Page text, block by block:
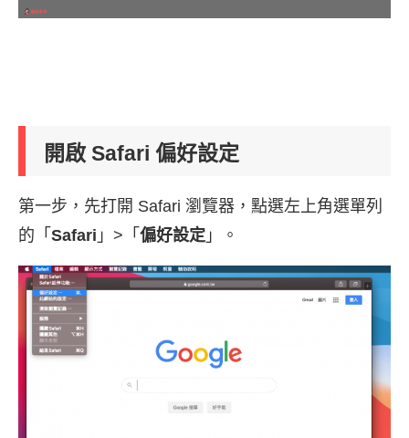
開啟 Safari 偏好設定
第一步，先打開 Safari 瀏覽器，點選左上角選單列
的「 Safari 」>「 偏好設定 」。